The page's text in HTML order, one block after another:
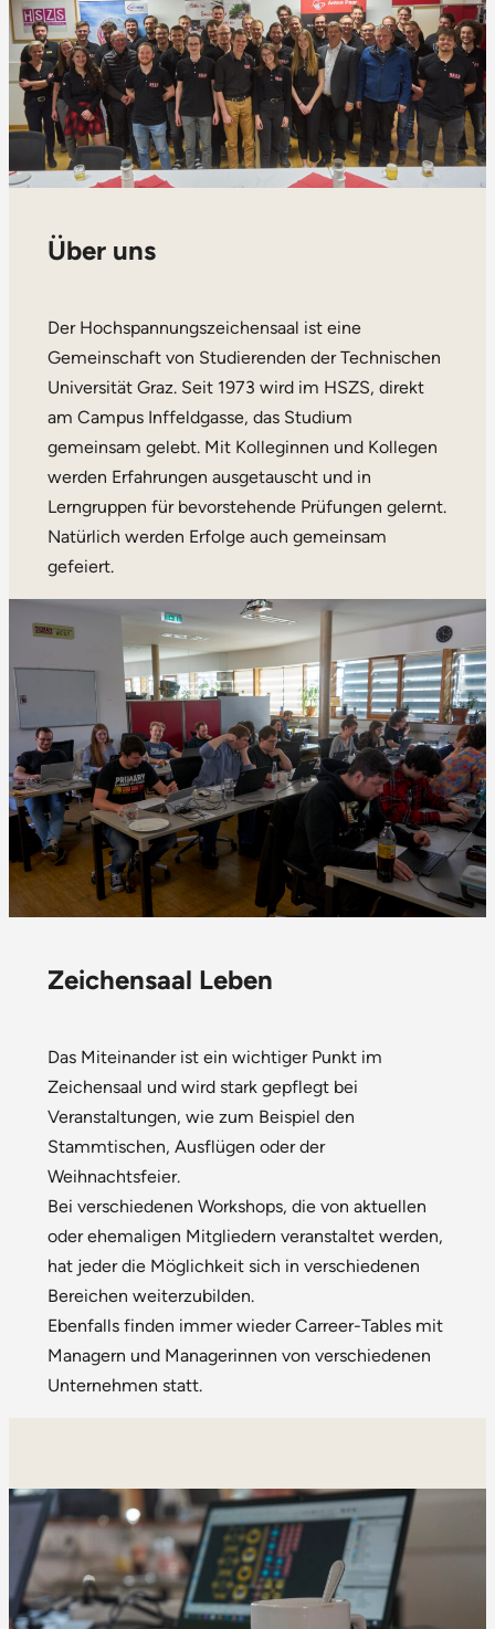
Über uns
Der Hochspannungszeichensaal ist eine
Gemeinschaft von Studierenden der Technischen
Universität Graz. Seit 1973 wird im HSZS, direkt
am Campus Inffeldgasse, das Studium
gemeinsam gelebt. Mit Kolleginnen und Kollegen
werden Erfahrungen ausgetauscht und in
Lerngruppen für bevorstehende Prüfungen gelernt.
Natürlich werden Erfolge auch gemeinsam
gefeiert.
Zeichensaal Leben
Das Miteinander ist ein wichtiger Punkt im
Zeichensaal und wird stark gepflegt bei
Veranstaltungen, wie zum Beispiel den
Stammtischen, Ausflügen oder der
Weihnachtsfeier.
Bei verschiedenen Workshops, die von aktuellen
oder ehemaligen Mitgliedern veranstaltet werden,
hat jeder die Möglichkeit sich in verschiedenen
Bereichen weiterzubilden.
Ebenfalls finden immer wieder Carreer-Tables mit
Managern und Managerinnen von verschiedenen
Unternehmen statt.